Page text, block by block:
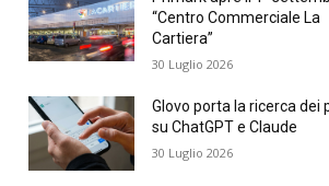
“Centro Commerciale La
Cartiera”
30 Luglio 2026
Glovo porta la ricerca dei
su ChatGPT e Claude
30 Luglio 2026